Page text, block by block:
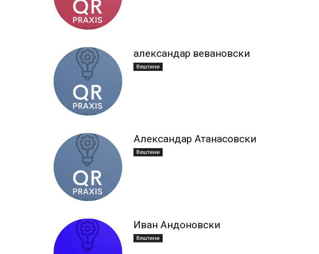
александар вевановски
Вештини
Александар Атанасовски
Вештини
Иван Андоновски
Вештини